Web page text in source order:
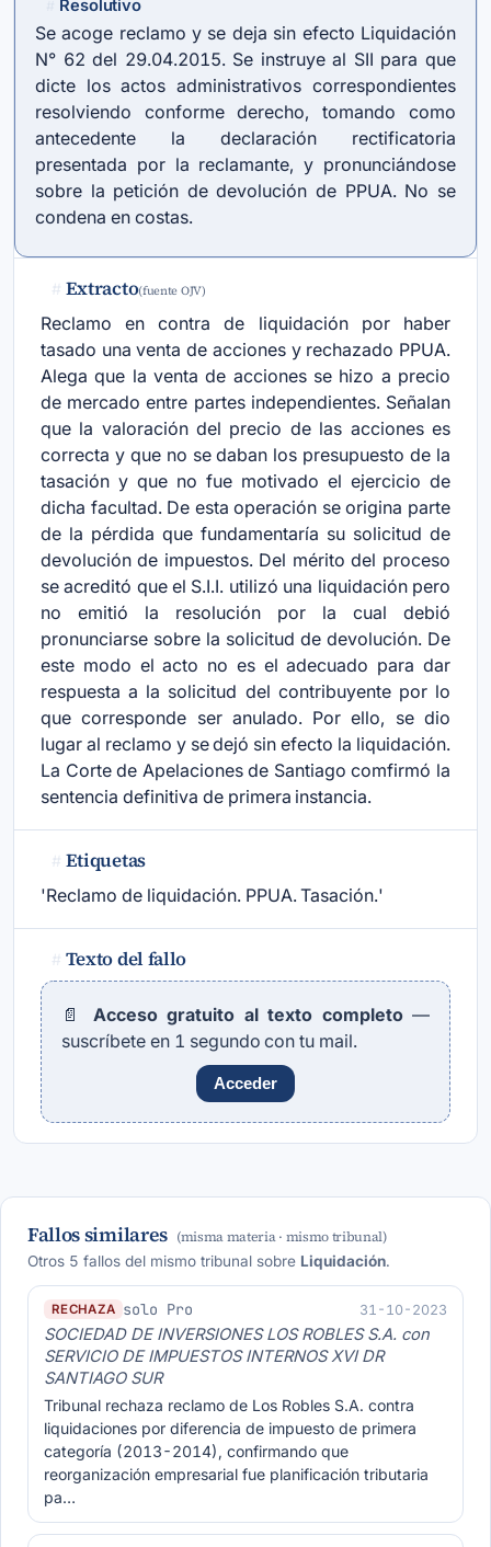
Resolutivo
Se acoge reclamo y se deja sin efecto Liquidación
N° 62 del 29.04.2015. Se instruye al SII para que
dicte los actos administrativos correspondientes
resolviendo conforme derecho, tomando como
antecedente la declaración rectificatoria
presentada por la reclamante, y pronunciándose
sobre la petición de devolución de PPUA. No se
condena en costas.
# Extracto(fuente OJV)
Reclamo en contra de liquidación por haber
tasado una venta de acciones y rechazado PPUA.
Alega que la venta de acciones se hizo a precio
de mercado entre partes independientes. Señalan
que la valoración del precio de las acciones es
correcta y que no se daban los presupuesto de la
tasación y que no fue motivado el ejercicio de
dicha facultad. De esta operación se origina parte
de la pérdida que fundamentaría su solicitud de
devolución de impuestos. Del mérito del proceso
se acreditó que el S.I.I. utilizó una liquidación pero
no emitió la resolución por la cual debió
pronunciarse sobre la solicitud de devolución. De
este modo el acto no es el adecuado para dar
respuesta a la solicitud del contribuyente por lo
que corresponde ser anulado. Por ello, se dio
lugar al reclamo y se dejó sin efecto la liquidación.
La Corte de Apelaciones de Santiago comfirmó la
sentencia definitiva de primera instancia.
# Etiquetas
'Reclamo de liquidación. PPUA. Tasación.'
# Texto del fallo
📄 Acceso gratuito al texto completo—
suscríbete en 1 segundo con tu mail.
Acceder
Fallos similares (misma materia · mismo tribunal)
Otros 5 fallos del mismo tribunal sobre Liquidación.
RECHAZA solo Pro 31-10-2023
SOCIEDAD DE INVERSIONES LOS ROBLES S.A. con
SERVICIO DE IMPUESTOS INTERNOS XVI DR
SANTIAGO SUR
Tribunal rechaza reclamo de Los Robles S.A. contra
liquidaciones por diferencia de impuesto de primera
categoría (2013-2014), confirmando que
reorganización empresarial fue planificación tributaria
pa…